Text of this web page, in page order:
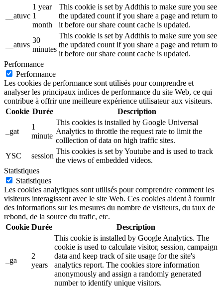
__atuvc
1 year
1
month
This cookie is set by Addthis to make sure you see
the updated count if you share a page and return to
it before our share count cache is updated.
__atuvs
30
minutes
This cookie is set by Addthis to make sure you see
the updated count if you share a page and return to
it before our share count cache is updated.
Performance
Performance
Les cookies de performance sont utilisés pour comprendre et
analyser les principaux indices de performance du site Web, ce qui
contribue à offrir une meilleure expérience utilisateur aux visiteurs.
Cookie Durée Description
_gat
1
minute
This cookies is installed by Google Universal
Analytics to throttle the request rate to limit the
colllection of data on high traffic sites.
YSC
session
This cookies is set by Youtube and is used to track
the views of embedded videos.
Statistiques
Statistiques
Les cookies analytiques sont utilisés pour comprendre comment les
visiteurs interagissent avec le site Web. Ces cookies aident à fournir
des informations sur les mesures du nombre de visiteurs, du taux de
rebond, de la source du trafic, etc.
Cookie Durée Description
_ga
2
years
This cookie is installed by Google Analytics. The
cookie is used to calculate visitor, session, campaign
data and keep track of site usage for the site's
analytics report. The cookies store information
anonymously and assign a randomly generated
number to identify unique visitors.